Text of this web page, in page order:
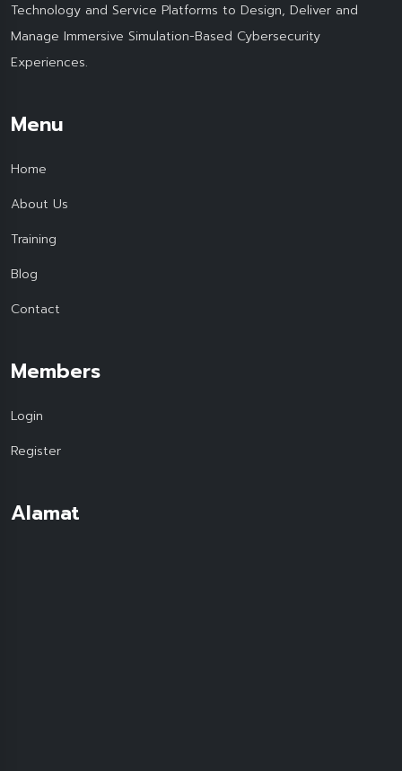
Technology and Service Platforms to Design, Deliver and
Manage Immersive Simulation-Based Cybersecurity
Experiences.
Menu
Home
About Us
Training
Blog
Contact
Members
Login
Register
Alamat